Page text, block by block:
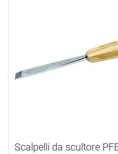
Scalpelli da scultore